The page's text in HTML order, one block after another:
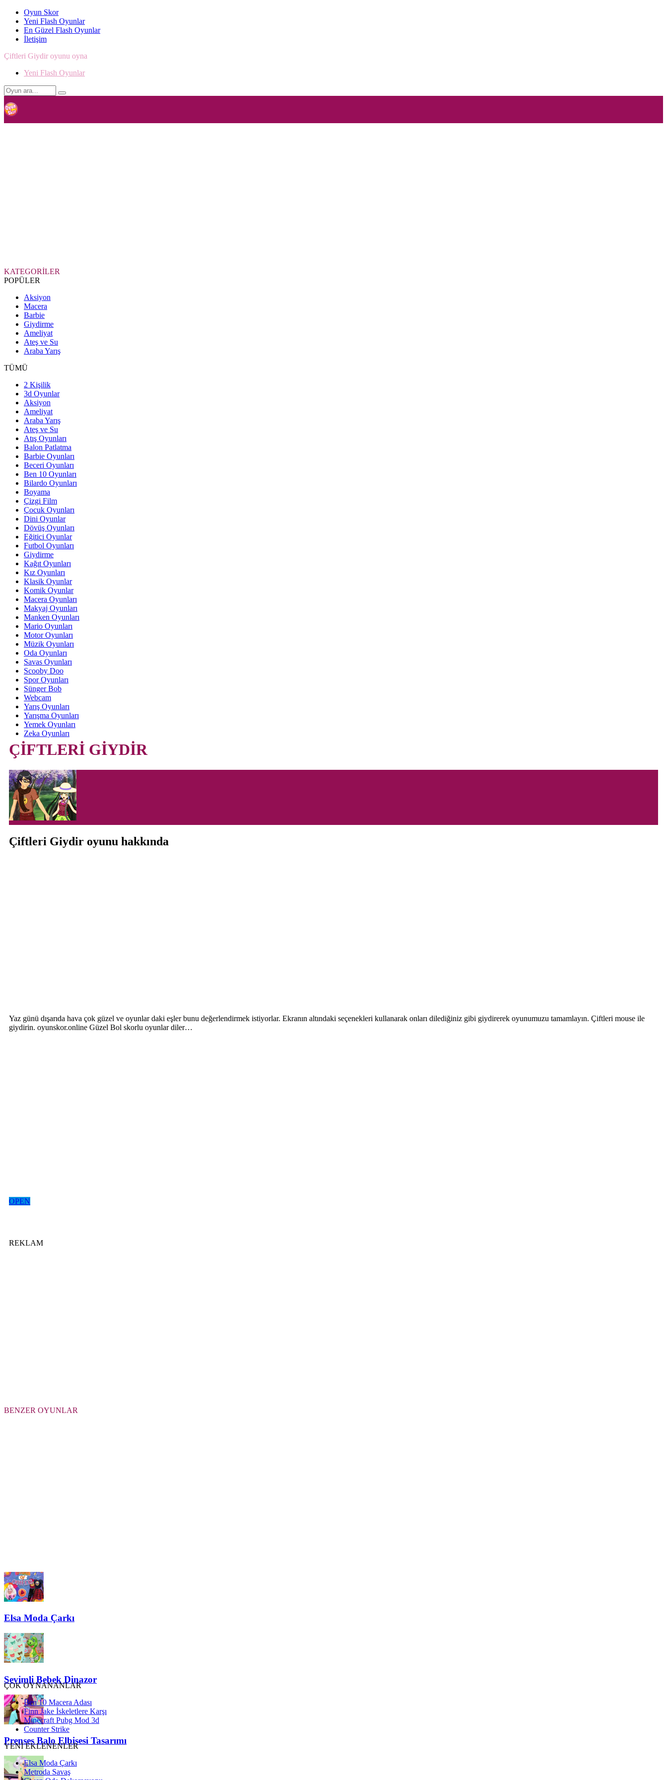
Oyun Skor
Yeni Flash Oyunlar
En Güzel Flash Oyunlar
İletişim
Çiftleri Giydir oyunu oyna
Yeni Flash Oyunlar
KATEGORİLER
POPÜLER
Aksiyon
Macera
Barbie
Giydirme
Ameliyat
Ateş ve Su
Araba Yarış
TÜMÜ
2 Kişilik
3d Oyunlar
Aksiyon
Ameliyat
Araba Yarış
Ateş ve Su
Atış Oyunları
Balon Patlatma
Barbie Oyunları
Beceri Oyunları
Ben 10 Oyunları
Bilardo Oyunları
Boyama
Çizgi Film
Çocuk Oyunları
Dini Oyunlar
Dövüş Oyunları
Eğitici Oyunlar
Futbol Oyunları
Giydirme
Kağıt Oyunları
Kız Oyunları
Klasik Oyunlar
Komik Oyunlar
Macera Oyunları
Makyaj Oyunları
Manken Oyunları
Mario Oyunları
Motor Oyunları
Müzik Oyunları
Oda Oyunları
Savas Oyunları
Scooby Doo
Spor Oyunları
Sünger Bob
Webcam
Yarış Oyunları
Yarışma Oyunları
Yemek Oyunları
Zeka Oyunları
ÇİFTLERİ GİYDİR
Çiftleri Giydir oyunu hakkında
Yaz günü dışarıda hava çok güzel ve oyunlar daki eşler bunu değerlendirmek istiyorlar. Ekranın altındaki seçenekleri kullanarak onları dilediğiniz gibi giydirerek oyunumuzu tamamlayın. Çiftleri mouse ile
giydirin. oyunskor.online Güzel Bol skorlu oyunlar diler…
OPEN
REKLAM
BENZER OYUNLAR
Elsa Moda Çarkı
Sevimli Bebek Dinazor
Prenses Balo Elbisesi Tasarımı
ÇOK OYNANANLAR
Ben 10 Macera Adası
Finn Jake İskeletlere Karşı
Minecraft Pubg Mod 3d
Counter Strike
YENİ EKLENENLER
Elsa Moda Çarkı
Metroda Savaş